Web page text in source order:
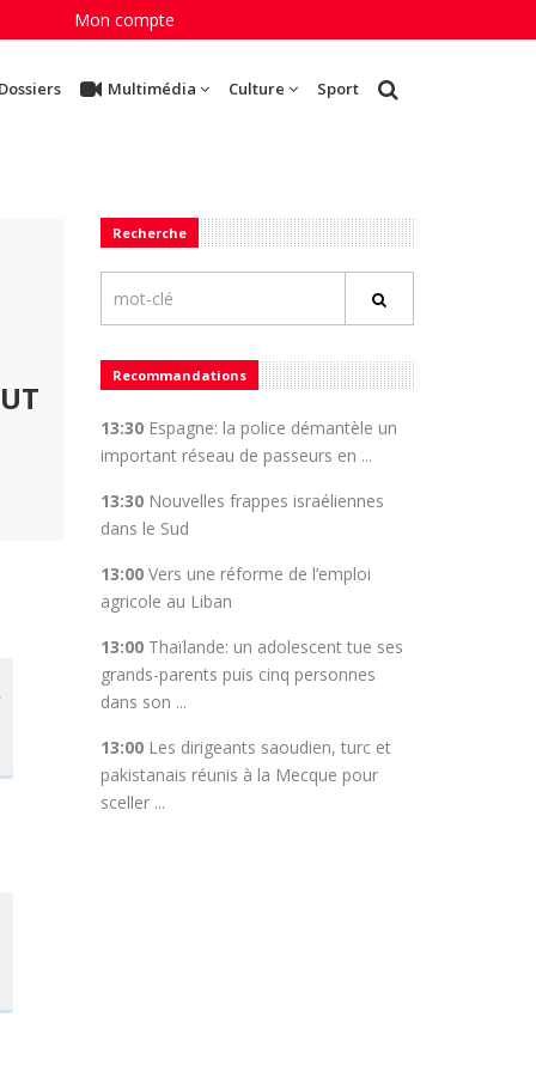
Mon compte
Multimédia Culture Sport
Recherche
Recommandations
13:30Espagne: la police démantèle un
important réseau de passeurs en ...
13:30Nouvelles frappes israéliennes
dans le Sud
13:00Vers une réforme de l’emploi
agricole au Liban
13:00Thaïlande: un adolescent tue ses
grands-parents puis cinq personnes
dans son ...
13:00Les dirigeants saoudien, turc et
pakistanais réunis à la Mecque pour
sceller ...